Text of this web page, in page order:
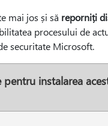
mai jos și să reporniți
procesului de
securitate Microsoft.
instalarea